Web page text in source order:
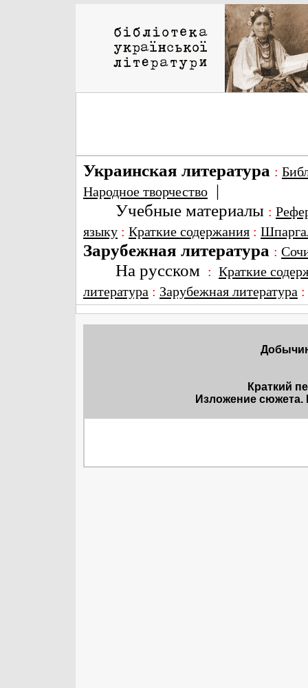
Украинская литература :
Народное творчество |
Учебные материалы :
языку : Краткие содержания :
Зарубежная литература :
На русском : Краткие
литература : Зарубежная литература
Краткий
Изложение сюжета.